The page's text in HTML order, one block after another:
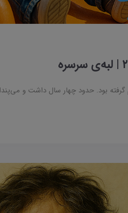
بود. حدود چهار سال داشت و